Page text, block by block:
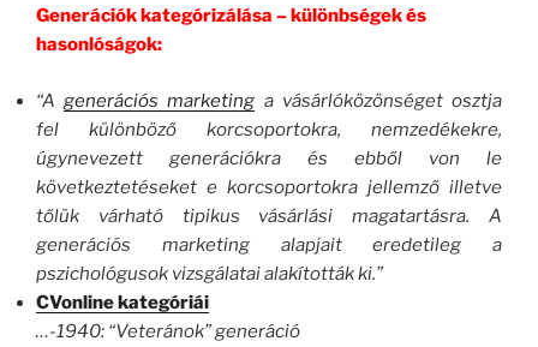
Generációk kategórizálása – különbségek és
hasonlóságok:
“A generációs marketing a vásárlóközönséget osztja
fel különböző korcsoportokra, nemzedékekre,
úgynevezett generációkra és ebből von le
következtetéseket e korcsoportokra jellemző illetve
tőlük várható tipikus vásárlási magatartásra. A
generációs marketing alapjait eredetileg a
pszichológusok vizsgálatai alakították ki.”
CVonline kategóriái
…-1940: “Veteránok” generáció